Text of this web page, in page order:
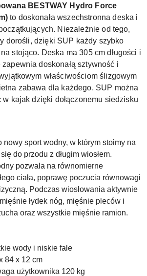
BESTWAY Hydro Force
to doskonała wszechstronna deska i
Niezależnie od tego,
dorośli, dzięki SUP każdy szybko
stojąco. Deska ma 305 cm długości i
doskonałą sztywność i
właściwościom ślizgowym
zabawa dla każdego. SUP można
w kajak dzięki dołączonemu siedzisku
nowy sport wodny, w którym stoimy na
do przodu z długim wiosłem.
pozwala na równomierne
ciała, poprawę poczucia równowagi
Podczas wiosłowania aktywnie
łydek nóg, mięśnie pleców i
oraz wszystkie mięśnie ramion.
wody i niskie fale
84 x 12 cm
użytkownika 120 kg